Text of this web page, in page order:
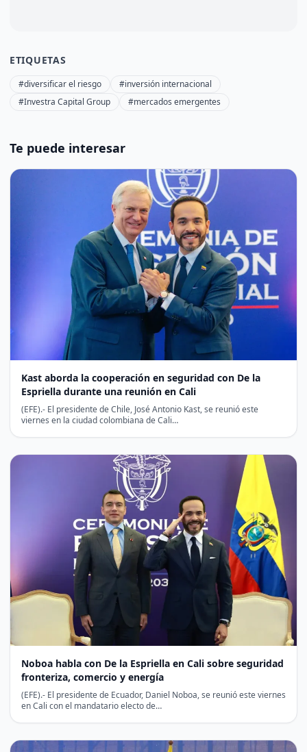
ETIQUETAS
#diversificar el riesgo
#inversión internacional
#Investra Capital Group
#mercados emergentes
Te puede interesar
Kast aborda la cooperación en seguridad con De la
Espriella durante una reunión en Cali
(EFE).- El presidente de Chile, José Antonio Kast, se reunió este
viernes en la ciudad colombiana de Cali…
Noboa habla con De la Espriella en Cali sobre seguridad
fronteriza, comercio y energía
(EFE).- El presidente de Ecuador, Daniel Noboa, se reunió este viernes
en Cali con el mandatario electo de…